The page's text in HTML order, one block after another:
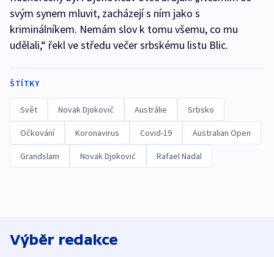
svým synem mluvit, zacházejí s ním jako s
kriminálníkem. Nemám slov k tomu všemu, co mu
udělali,“ řekl ve středu večer srbskému listu Blic.
ŠTÍTKY
Svět Novak Djokovič Austrálie Srbsko
Očkování Koronavirus Covid-19 Australian Open
Grandslam Novak Djoković Rafael Nadal
Výběr redakce